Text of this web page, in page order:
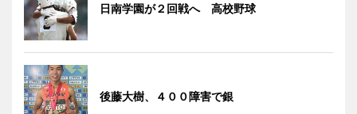
日南学園が２回戦へ 高校野球
後藤大樹、４００障害で銀